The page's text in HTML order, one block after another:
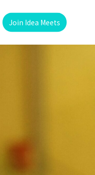
Join Idea Meets